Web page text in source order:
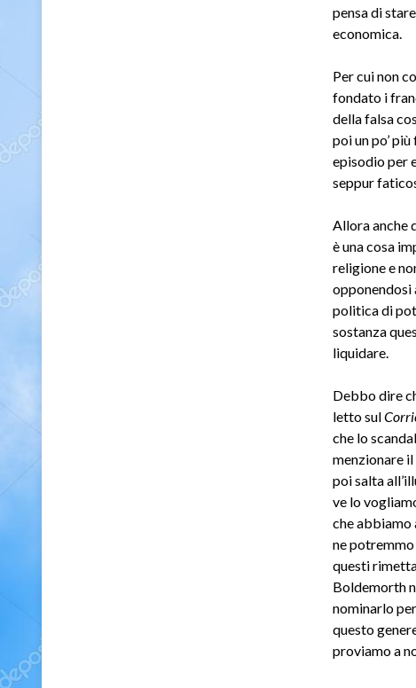
pensa di
economica.
Per cui non
fondato i
della falsa
poi un po’
episodio per
seppur
Allora anche
è una cosa
religione e
opponendosi
politica di
sostanza
liquidare.
Debbo dire
letto sul
che lo
menzionare
poi salta
ve lo
che abbiamo
ne
questi
Boldemorth
nominarlo
questo
proviamo a